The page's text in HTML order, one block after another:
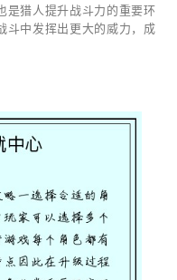
是猎人提升战斗力的重要环
斗中发挥出更大的威力，成